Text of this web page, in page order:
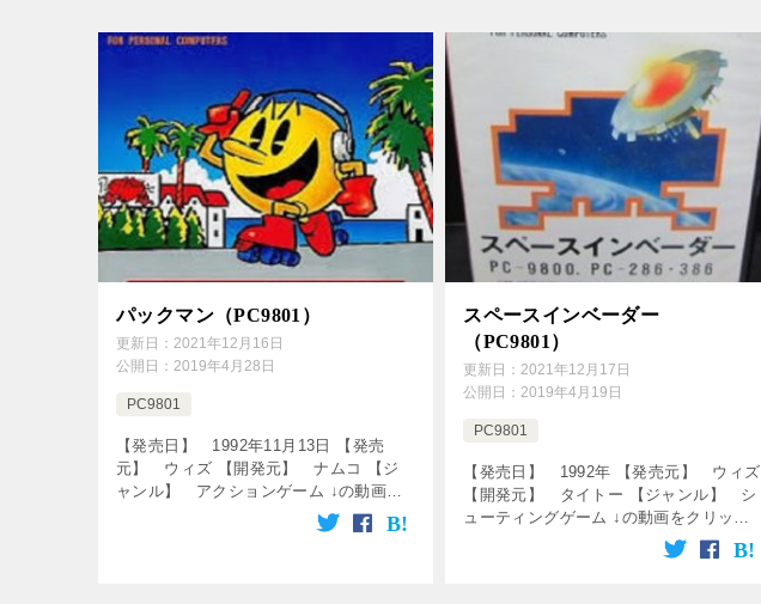
パックマン（PC9801）
更新日： 2021年12月16日
公開日： 2019年4月28日
PC9801
【発売日】 1992年11月13日 【発売
元】 ウィズ 【開発元】 ナムコ 【ジ
ャンル】 アクションゲーム ↓の動画を
クリック！動画を楽しめます♪ [csshop
スペースインベーダー
（PC9801）
更新日：2021年12月17日
公開日：2019年4月19日
PC9801
【発売日】 1992年 【発売元】 ウィズ
【開発元】 タイトー 【ジャンル】 シ
ューティングゲーム ↓の動画をクリッ
ク！動画を楽しめます♪ [csshop